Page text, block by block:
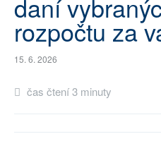
SOCIÁLNÍ SÍTĚ
RUBRIKY
daní
rozpočtu za
15. 6. 2026
čas čtení 3 minuty